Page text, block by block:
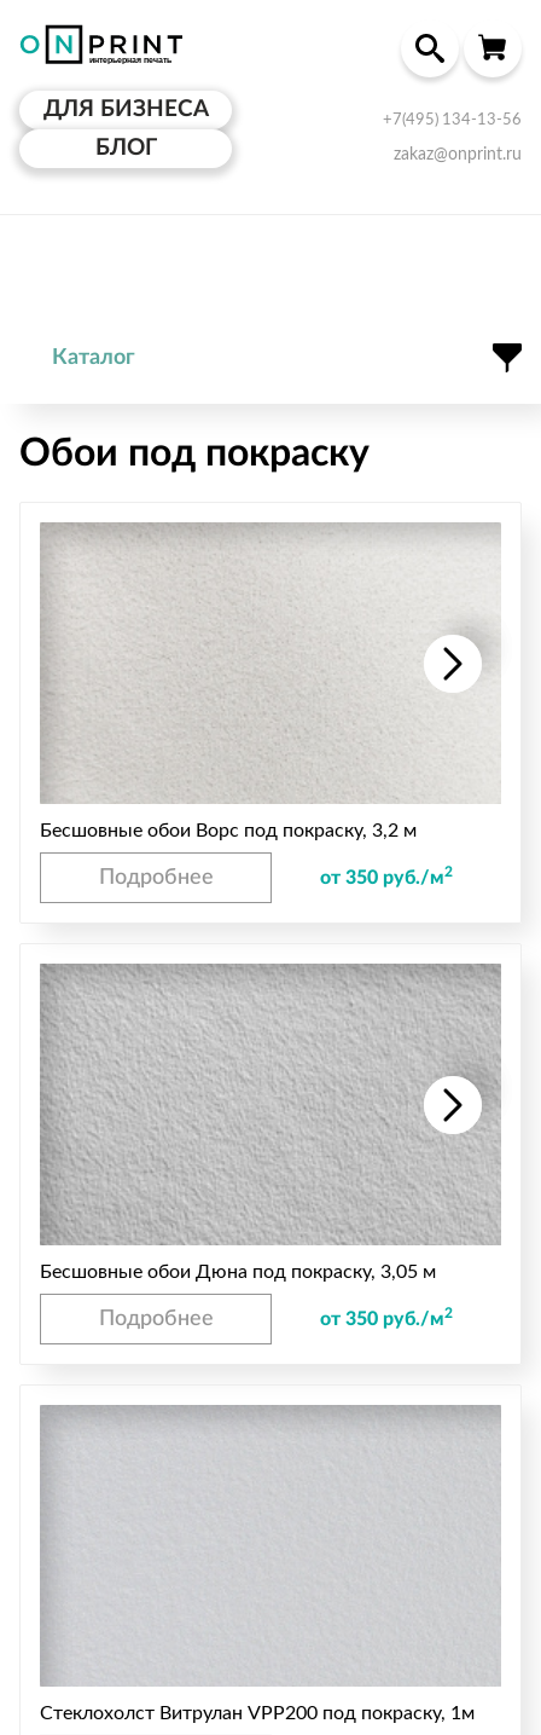
ДЛЯ БИЗНЕСА
БЛОГ
+7(495) 134-13-56
zakaz@onprint.ru
Каталог
Обои под покраску
Бесшовные обои Ворс под покраску, 3,2 м
Подробнее от 350 руб./м2
Бесшовные обои Дюна под покраску, 3,05 м
Подробнее от 350 руб./м2
Стеклохолст Витрулан VPP200 под покраску, 1м